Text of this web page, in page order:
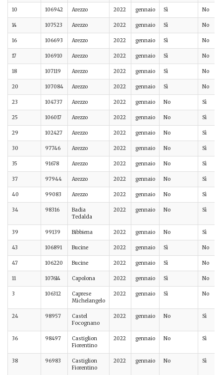
10 106942 Arezzo 2022 gennaio Sì No
14 107523 Arezzo 2022 gennaio Sì No
16 106693 Arezzo 2022 gennaio Sì No
17 106910 Arezzo 2022 gennaio Sì No
18 107119 Arezzo 2022 gennaio Sì No
20 107084 Arezzo 2022 gennaio Sì No
23 104737 Arezzo 2022 gennaio No Sì
25 106017 Arezzo 2022 gennaio No Sì
29 102427 Arezzo 2022 gennaio No Sì
30 97746 Arezzo 2022 gennaio No Sì
35 91678 Arezzo 2022 gennaio No Sì
37 97944 Arezzo 2022 gennaio No Sì
40 99083 Arezzo 2022 gennaio No Sì
34 98316
Badia
Tedalda
2022 gennaio No Sì
39 99139 Bibbiena 2022 gennaio No Sì
43 106891 Bucine 2022 gennaio Sì No
47 106220 Bucine 2022 gennaio Sì No
11 107614 Capolona 2022 gennaio Sì No
3 106312
Caprese
Michelangelo
2022 gennaio Sì No
24 98957
Castel
Focognano
2022 gennaio No Sì
36 98497
Castiglion
Fiorentino
2022 gennaio No Sì
38 96983
Castiglion
Fiorentino
2022 gennaio No Sì